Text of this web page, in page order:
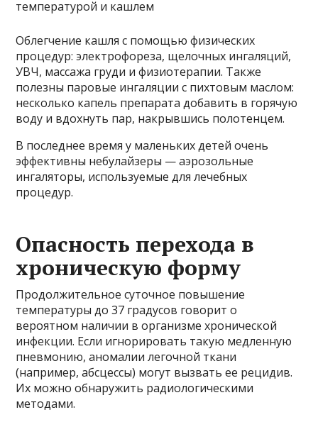
Облегчение кашля с помощью физических
процедур: электрофореза, щелочных ингаляций,
УВЧ, массажа груди и физиотерапии. Также
полезны паровые ингаляции с пихтовым маслом:
несколько капель препарата добавить в горячую
воду и вдохнуть пар, накрывшись полотенцем.
В последнее время у маленьких детей очень
эффективны небулайзеры — аэрозольные
ингаляторы, используемые для лечебных
процедур.
Опасность перехода в
хроническую форму
Продолжительное суточное повышение
температуры до 37 градусов говорит о
вероятном наличии в организме хронической
инфекции. Если игнорировать такую ​​медленную
пневмонию, аномалии легочной ткани
(например, абсцессы) могут вызвать ее рецидив.
Их можно обнаружить радиологическими
методами.